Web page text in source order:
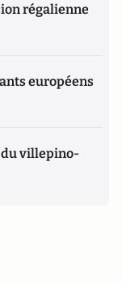
régalienne
européens
du villepino-